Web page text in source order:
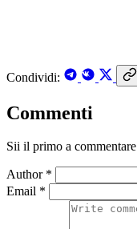
Condividi:
Commenti
Sii il primo a commentare
Author *
Email *